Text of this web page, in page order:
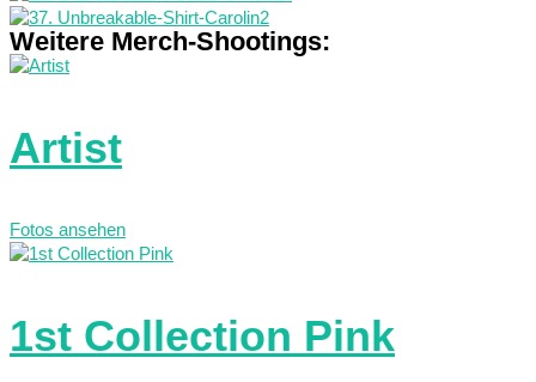
Weitere Merch-Shootings:
Artist
Fotos ansehen
1st Collection Pink